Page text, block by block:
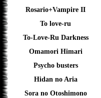
Rosario+Vampire II
To love-ru
To-Love-Ru Darkness
Omamori Himari
Psycho busters
Hidan no Aria
Sora no Otoshimono